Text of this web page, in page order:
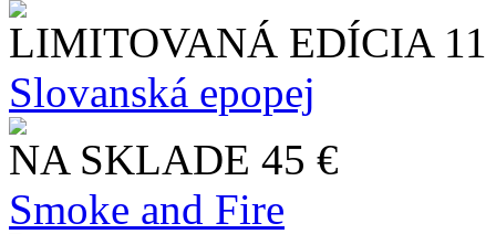
LIMITOVANÁ EDÍCIA
Slo​vanská epopej
NA SKLADE 45 €
Smoke and Fire